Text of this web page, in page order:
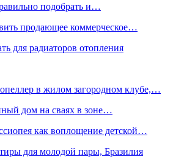
подобрать и…
продающее коммерческое…
для радиаторов отопления
в жилом загородном клубе,…
дом на сваях в зоне…
как воплощение детской…
для молодой пары, Бразилия